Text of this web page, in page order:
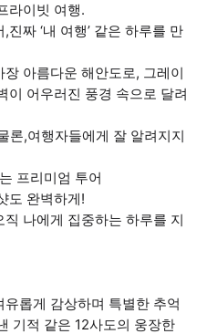
라이빗 여행.
짜 ‘내 여행’ 같은 하루를 만
아름다운 해안도로, 그레이
이 어우러진 풍경 속으로 달려
론,여행자들에게 잘 알려지지
프리미엄 투어
도 완벽하게!
나에게 집중하는 하루를 지
롭게 감상하며 특별한 추억
기적 같은 12사도의 웅장한